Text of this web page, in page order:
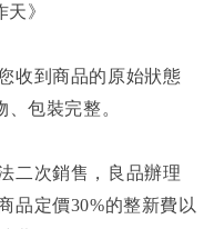
》
收到商品的原始狀態
包裝完整。
二次銷售，良品辦理
品定價30%的整新費以